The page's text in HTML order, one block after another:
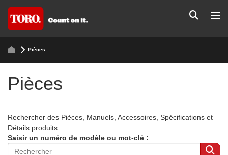
Pièces
Pièces
Rechercher des Pièces, Manuels, Accessoires, Spécifications et
Détails produits
Saisir un numéro de modèle ou mot-clé :